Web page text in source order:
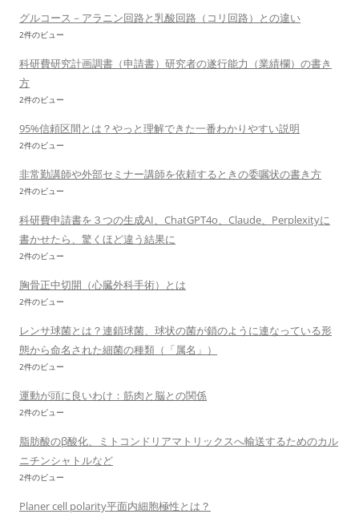
グルコース－アラニン回路と乳酸回路（コリ回路）との違い
2件のビュー
科研費研究計画調書（申請書）研究者の遂行能力（業績欄）の書き
方
2件のビュー
95%信頼区間とは？やっと理解できた一番わかりやすい説明
2件のビュー
非常勤講師や外部セミナー講師を依頼するときの委嘱状の書き方
2件のビュー
科研費申請書を３つの生成AI、ChatGPT4o、Claude、Perplexityに
書かせたら、驚くほど違う結果に
2件のビュー
胸骨正中切開（心臓外科手術）とは
2件のビュー
レンサ球菌とは？連鎖球菌、球状の菌が鎖のように連なっている形
態から命名された細菌の種類（「属名」）
2件のビュー
運動が頭に良いわけ：筋肉と脳との関係
2件のビュー
脂肪酸のβ酸化、ミトコンドリアマトリックスへ輸送するためのカル
ニチンシャトルなど
2件のビュー
Planer cell polarity平面内細胞極性とは？